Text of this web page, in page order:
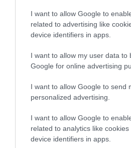
I want to allow Google to
related to advertising like
device identifiers in apps.
I want to allow my user data to
Google for online advertising
I want to allow Google to send
personalized advertising.
I want to allow Google to
related to analytics like
device identifiers in apps.